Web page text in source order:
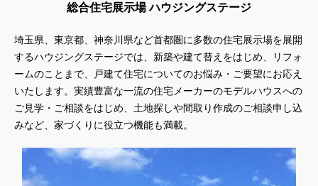
総合住宅展示場 ハウジングステージ
埼玉県、東京都、神奈川県など首都圏に多数の住宅展示場を展開
するハウジングステージでは、新築や建て替えをはじめ、リフォ
ームのことまで、戸建て住宅についてのお悩み・ご要望にお応え
いたします。実績豊富な一流の住宅メーカーのモデルハウスへの
ご見学・ご相談をはじめ、土地探しや間取り作成のご相談申し込
みなど、家づくりに役立つ機能も満載。